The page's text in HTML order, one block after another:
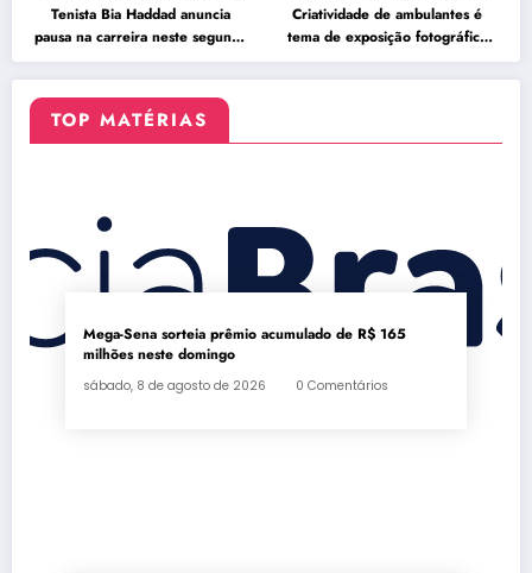
Tenista Bia Haddad anuncia
pausa na carreira neste segundo
semestre
Criatividade de ambulantes é
tema de exposição fotográfica
no Rio
TOP MATÉRIAS
Mega-Sena sorteia prêmio acumulado de R$ 165
milhões neste domingo
sábado, 8 de agosto de 2026 0 Comentários